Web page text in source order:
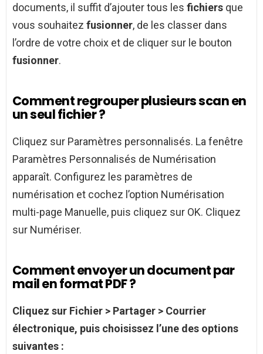
documents, il suffit d’ajouter tous les fichiers que
vous souhaitez fusionner, de les classer dans
l’ordre de votre choix et de cliquer sur le bouton
fusionner.
Comment regrouper plusieurs scan en
un seul fichier ?
Cliquez sur Paramètres personnalisés. La fenêtre
Paramètres Personnalisés de Numérisation
apparaît. Configurez les paramètres de
numérisation et cochez l’option Numérisation
multi-page Manuelle, puis cliquez sur OK. Cliquez
sur Numériser.
Comment envoyer un document par
mail en format PDF ?
Cliquez sur Fichier > Partager > Courrier
électronique, puis choisissez l’une des options
suivantes :